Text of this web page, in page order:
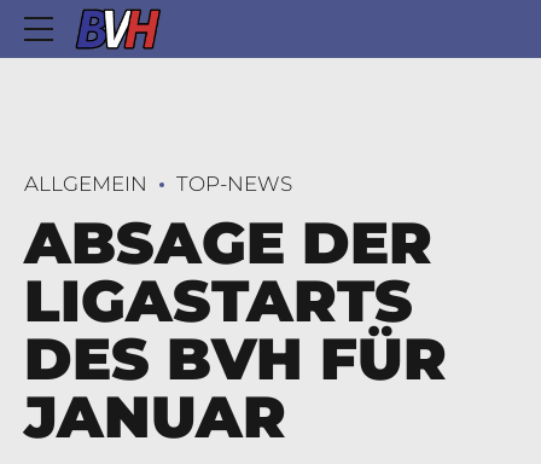
ALLGEMEIN TOP-NEWS
ABSAGE DER
LIGASTARTS
DES BVH FÜR
JANUAR